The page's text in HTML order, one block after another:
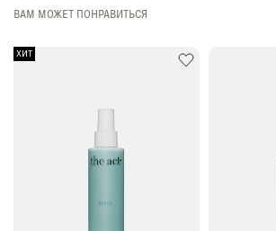
ВАМ МОЖЕТ ПОНРАВИТЬСЯ
ХИТ